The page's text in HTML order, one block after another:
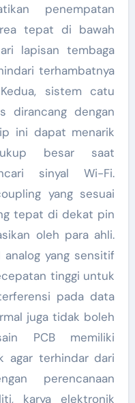
penempatan
tepat di bawah
lapisan tembaga
terhambatnya
sistem catu
dirancang dengan
ini dapat menarik
besar saat
sinyal Wi-Fi.
yang sesuai
tepat di dekat pin
oleh para ahli.
analog yang sensitif
tinggi untuk
pada data
juga tidak boleh
PCB memiliki
agar terhindar dari
perencanaan
karya elektronik